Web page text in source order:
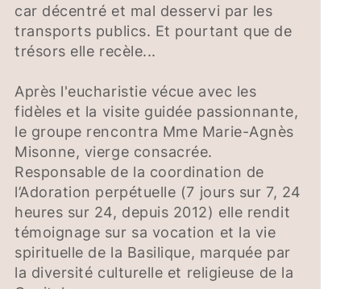
car décentré et mal desservi par les
transports publics. Et pourtant que de
trésors elle recèle...
Après l'eucharistie vécue avec les
fidèles et la visite guidée passionnante,
le groupe rencontra Mme Marie-Agnès
Misonne, vierge consacrée.
Responsable de la coordination de
l’Adoration perpétuelle (7 jours sur 7, 24
heures sur 24, depuis 2012) elle rendit
témoignage sur sa vocation et la vie
spirituelle de la Basilique, marquée par
la diversité culturelle et religieuse de la